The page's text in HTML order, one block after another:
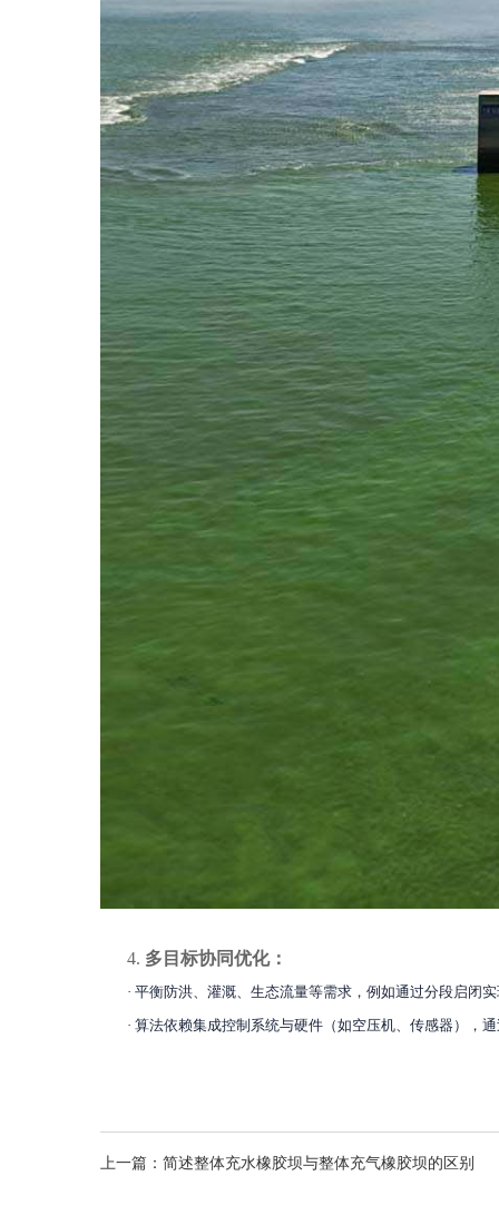
4. 多目标协同优化：
· 平衡防洪、灌溉、生态流量等需求，例如通过分段启闭
· 算法依赖集成控制系统与硬件（如空压机、传感器），
上一篇：简述整体充水橡胶坝与整体充气橡胶坝的区别